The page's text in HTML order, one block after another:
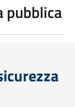
pubblica